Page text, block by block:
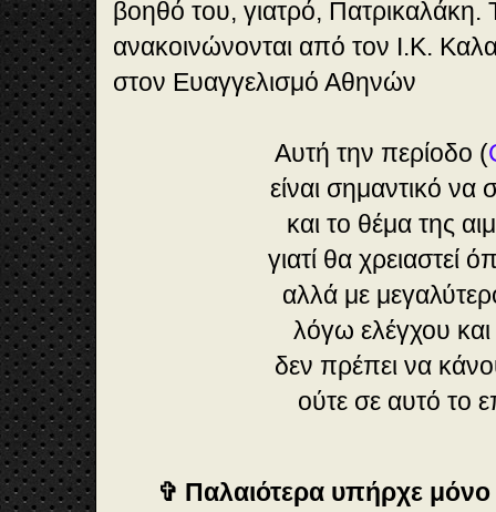
βοηθό του, γιατρό, Πατρικαλάκη.
ανακοινώνονται από τον Ι.Κ.
στον Ευαγγελισμό Αθηνών
Αυτή την περίοδο (
είναι σημαντικό να
και το θέμα της
γιατί θα χρειαστεί
αλλά με
λόγω ελέγχου και
δεν πρέπει να
ούτε σε αυτό το
✞ Παλαιότερα υπήρχε μόνο